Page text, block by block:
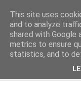
This site uses
and to analyze
shared with Google
metrics to ensure
statistics, and to